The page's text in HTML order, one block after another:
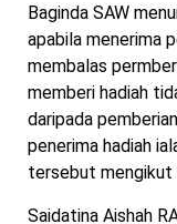
Baginda SAW
apabila menerima
membalas
memberi hadiah
daripada
penerima hadiah
tersebut mengikut
Saidatina Aishah